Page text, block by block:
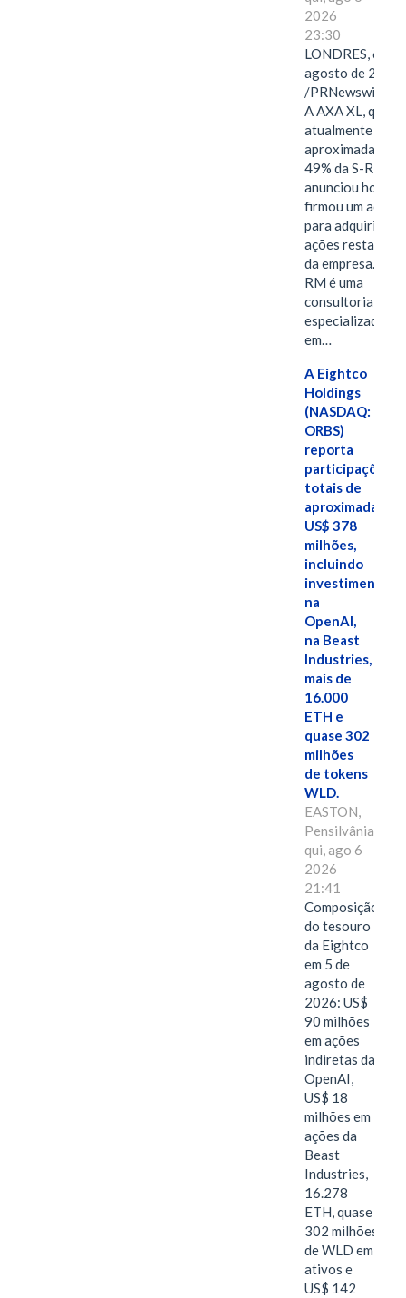
2026
23:30
LONDRES, 6 de
agosto de 2026
/PRNewswire/ --
A AXA XL, que
atualmente
49% da S-RM,
anunciou hoje
firmou um
para adquirir as
ações restantes
da empresa. A S-
RM é uma
consultoria
especializada
em…
A Eightco
Holdings
(NASDAQ:
ORBS)
reporta
participações
totais de
US$ 378
milhões,
incluindo
investimentos
na
OpenAI,
na Beast
Industries,
mais de
16.000
ETH e
quase 302
milhões
de tokens
WLD.
EASTON,
Pensilvânia,
qui, ago 6
2026
21:41
Composição
do tesouro
da Eightco
em 5 de
agosto de
2026: US$
90 milhões
em ações
indiretas da
OpenAI,
US$ 18
milhões em
ações da
Beast
Industries,
16.278
ETH, quase
302 milhões
de WLD em
ativos e
US$ 142